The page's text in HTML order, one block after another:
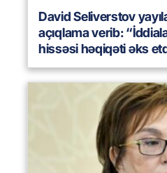
David Seliverstov
açıqlama verib:
hissəsi həqiqəti əks